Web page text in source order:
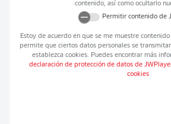
contenido, así como ocultarlo
Permitir contenido de
Estoy de acuerdo en que se me muestre
permite que ciertos datos personales se
establezca cookies. Puedes encontrar más
declaración de protección de datos de
cookies